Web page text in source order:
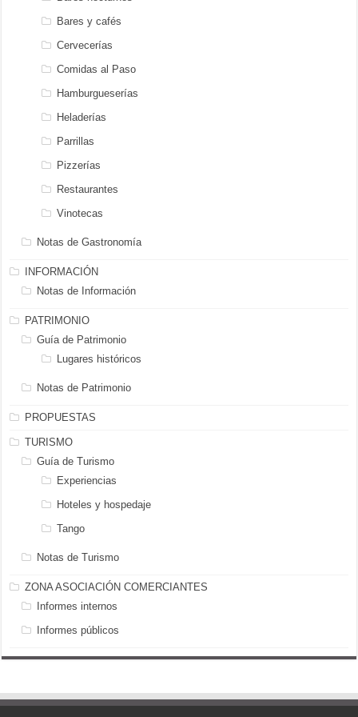
Bares y cafés
Cervecerías
Comidas al Paso
Hamburgueserías
Heladerías
Parrillas
Pizzerías
Restaurantes
Vinotecas
Notas de Gastronomía
INFORMACIÓN
Notas de Información
PATRIMONIO
Guía de Patrimonio
Lugares históricos
Notas de Patrimonio
PROPUESTAS
TURISMO
Guía de Turismo
Experiencias
Hoteles y hospedaje
Tango
Notas de Turismo
ZONA ASOCIACIÓN COMERCIANTES
Informes internos
Informes públicos